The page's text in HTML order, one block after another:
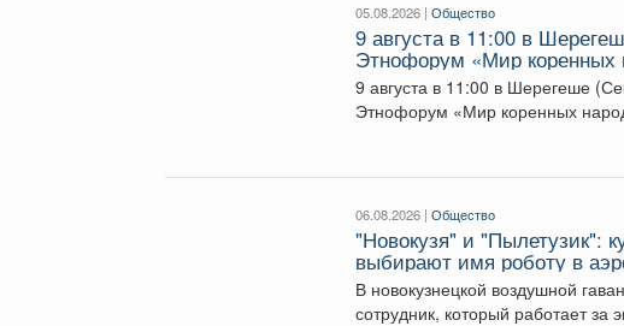
05.08.2026 |Общество
9 августа в 11:00 в
Этнофорум «Мир коренных
9 августа в 11:00 в Шерегеше
Этнофорум «Мир коренных
06.08.2026 |Общество
"Новокузя" и "Пылетузик":
выбирают имя роботу в
В новокузнецкой воздушной
сотрудник, который работает за